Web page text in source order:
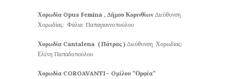
Χορωδία Opus Femina , Δήμου ΚορινθίωνΔιεύθυνση
Χορωδίας: Φάλια Παπαγιαννοπούλου
Χορωδία Cantalena ( Πάτρας ) Διεύθυνση Χορωδίας:
Ελένη Παπαδοπούλου
Χορωδία COROAVANTI– Oμίλου ”Ορφέα”